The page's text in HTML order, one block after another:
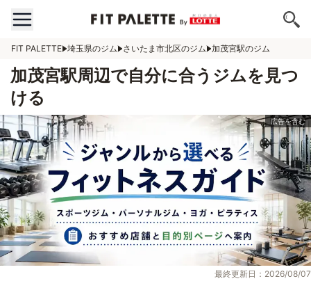
FIT PALETTE 埼玉県のジム さいたま市北区のジム 加茂宮駅のジム
加茂宮駅周辺で自分に合うジムを見つ
ける
最終更新日：2026/08/07